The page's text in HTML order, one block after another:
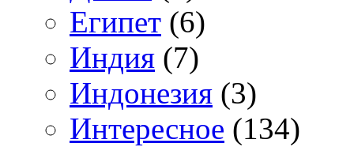
Египет (6)
Индия (7)
Индонезия (3)
Интересное (134)